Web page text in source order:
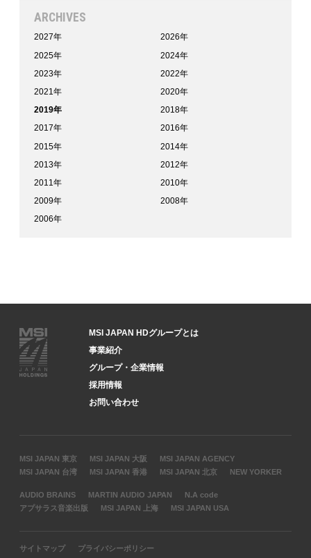
ARCHIVES
2027年
2026年
2025年
2024年
2023年
2022年
2021年
2020年
2019年
2018年
2017年
2016年
2015年
2014年
2013年
2012年
2011年
2010年
2009年
2008年
2006年
MSI JAPAN HDグループとは
事業紹介
グループ・企業情報
採用情報
お問い合わせ
MSI JAPAN 東京 MSI JAPAN 大阪
MSI JAPAN AGENCY
MSI JAPAN 台湾
MSI JAPAN 香港 MSI JAPAN 北京 NEW YORKER
AUDIO BRAINS MARTIN AUDIO JAPAN
N.A code
アプサラス音楽出版
MSI JAPAN 上海 MSI JAPAN USA
サイトマップ プライバシーポリシー